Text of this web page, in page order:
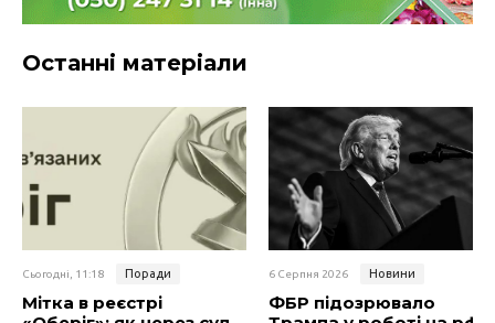
Останні матеріали
Сьогодні, 11:18 Поради
Мітка в реєстрі
6 Серпня 2026 Новини
ФБР підозрювало